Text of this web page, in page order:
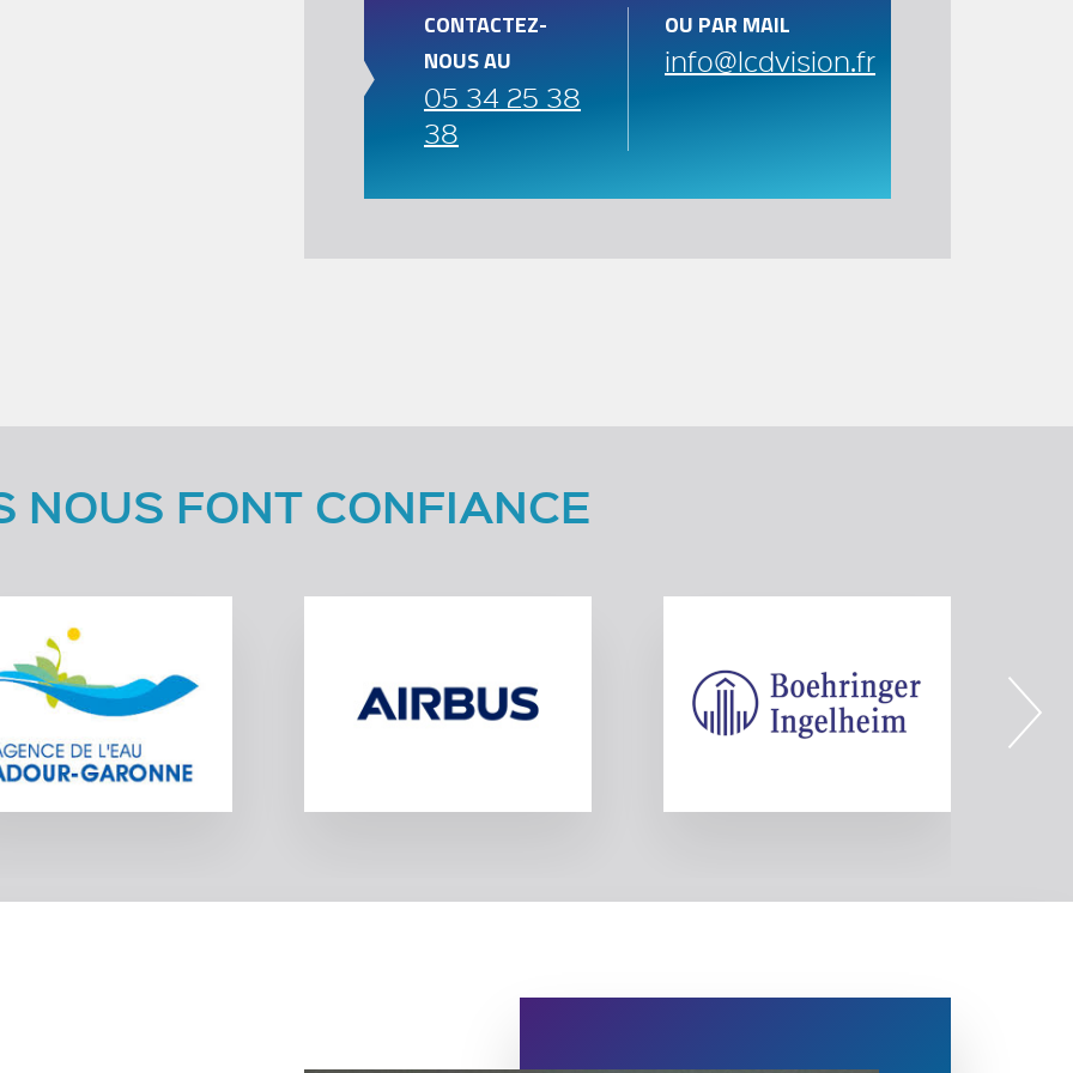
CONTACTEZ-
NOUS AU
05 34 25 38
38
OU PAR MAIL
info@lcdvision.fr
NOUS FONT CONFIANCE